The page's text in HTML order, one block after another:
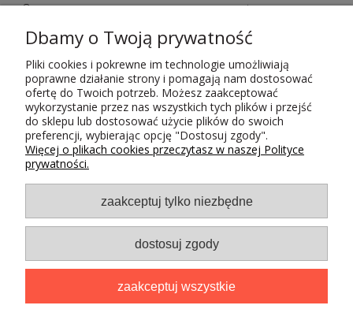
O nas
Zakupy hurtowe
Metody płatności
Czas i koszty dostawy
Kontakt
prezent
Indywidualne zamowienia
Kody rabatowe
Regulamin
Odstąpienie od umowy
Projekt i wdrożenie
Dbamy o Twoją prywatność
Pliki cookies i pokrewne im technologie umożliwiają
poprawne działanie strony i pomagają nam dostosować
ofertę do Twoich potrzeb. Możesz zaakceptować
wykorzystanie przez nas wszystkich tych plików i przejść
do sklepu lub dostosować użycie plików do swoich
preferencji, wybierając opcję "Dostosuj zgody".
Więcej o plikach cookies przeczytasz w naszej Polityce
prywatności.
zaakceptuj tylko niezbędne
dostosuj zgody
zaakceptuj wszystkie